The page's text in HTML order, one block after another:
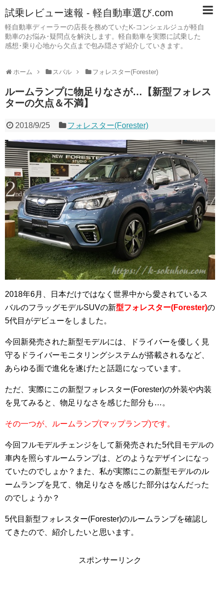
試乗レビュー速報 - 軽自動車選び.com
軽自動車ディーラーの店長を務めていたK-コンシェルジュが軽自
動車のお悩み･疑問点を解決します。軽自動車を実際に試乗した
感想･乗り心地から欠点まで包み隠さず紹介していきます。
ホーム スバル フォレスター(Forester)
ルームランプに物足りなさが…【新型フォレス
ターの欠点＆不満】
2018/9/25 フォレスター(Forester)
2018年6月、日本だけではなく世界中から愛されているス
バルのフラッグモデルSUVの新型フォレスター(Forester)の
5代目がデビューをしました。
今回新発売された新型モデルには、ドライバーを優しく見
守るドライバーモニタリングシステムが搭載されるなど、
あらゆる面で進化を遂げたと話題になっています。
ただ、実際にこの新型フォレスター(Forester)の外装や内装
を見てみると、物足りなさを感じた部分も…。
その一つが、ルームランプ(マップランプ)です。
今回フルモデルチェンジをして新発売された5代目モデルの
車内を照らすルームランプは、どのようなデザインになっ
ていたのでしょか？また、私が実際にこの新型モデルのル
ームランプを見て、物足りなさを感じた部分はなんだった
のでしょうか？
5代目新型フォレスター(Forester)のルームランプを確認し
てきたので、紹介したいと思います。
スポンサーリンク